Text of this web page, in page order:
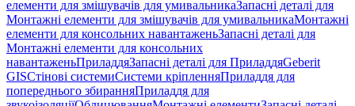
елементи для змішувачів для умивальникаЗапасні деталі для
Монтажні елементи для змішувачів для умивальникаМонтажні
елементи для консольних навантаженьЗапасні деталі для
Монтажні елементи для консольних
навантаженьПриладдяЗапасні деталі для ПриладдяGeberit
GISСтінові системиСистеми кріпленняПриладдя для
попереднього збиранняПриладдя для